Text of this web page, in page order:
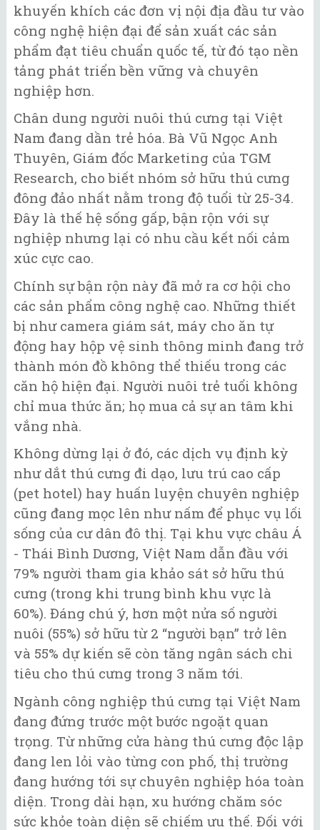
khuyến khích các đơn vị nội địa đầu tư vào
công nghệ hiện đại để sản xuất các sản
phẩm đạt tiêu chuẩn quốc tế, từ đó tạo nền
tảng phát triển bền vững và chuyên
nghiệp hơn.
Chân dung người nuôi thú cưng tại Việt
Nam đang dần trẻ hóa. Bà Vũ Ngọc Anh
Thuyên, Giám đốc Marketing của TGM
Research, cho biết nhóm sở hữu thú cưng
đông đảo nhất nằm trong độ tuổi từ 25-34.
Đây là thế hệ sống gấp, bận rộn với sự
nghiệp nhưng lại có nhu cầu kết nối cảm
xúc cực cao.
Chính sự bận rộn này đã mở ra cơ hội cho
các sản phẩm công nghệ cao. Những thiết
bị như camera giám sát, máy cho ăn tự
động hay hộp vệ sinh thông minh đang trở
thành món đồ không thể thiếu trong các
căn hộ hiện đại. Người nuôi trẻ tuổi không
chỉ mua thức ăn; họ mua cả sự an tâm khi
vắng nhà.
Không dừng lại ở đó, các dịch vụ định kỳ
như dắt thú cưng đi dạo, lưu trú cao cấp
(pet hotel) hay huấn luyện chuyên nghiệp
cũng đang mọc lên như nấm để phục vụ lối
sống của cư dân đô thị. Tại khu vực châu Á
- Thái Bình Dương, Việt Nam dẫn đầu với
79% người tham gia khảo sát sở hữu thú
cưng (trong khi trung bình khu vực là
60%). Đáng chú ý, hơn một nửa số người
nuôi (55%) sở hữu từ 2 “người bạn” trở lên
và 55% dự kiến sẽ còn tăng ngân sách chi
tiêu cho thú cưng trong 3 năm tới.
Ngành công nghiệp thú cưng tại Việt Nam
đang đứng trước một bước ngoặt quan
trọng. Từ những cửa hàng thú cưng độc lập
đang len lỏi vào từng con phố, thị trường
đang hướng tới sự chuyên nghiệp hóa toàn
diện. Trong dài hạn, xu hướng chăm sóc
sức khỏe toàn diện sẽ chiếm ưu thế. Đối với